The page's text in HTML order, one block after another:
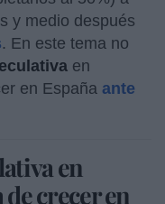
y medio después
. En este tema no
en
en España ante
en
crecer en